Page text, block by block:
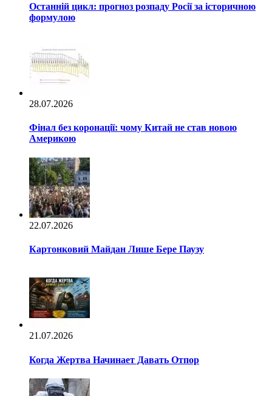
Останній цикл: прогноз розпаду Росії за історичною
формулою
28.07.2026
Фінал без коронації: чому Китай не став новою
Америкою
22.07.2026
Картонковий Майдан Лише Бере Паузу
21.07.2026
Когда Жертва Начинает Давать Отпор